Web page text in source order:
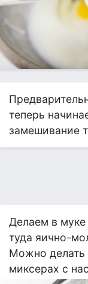
теперь
замешивание
Делаем в
туда яично-
Можно делать
миксерах с